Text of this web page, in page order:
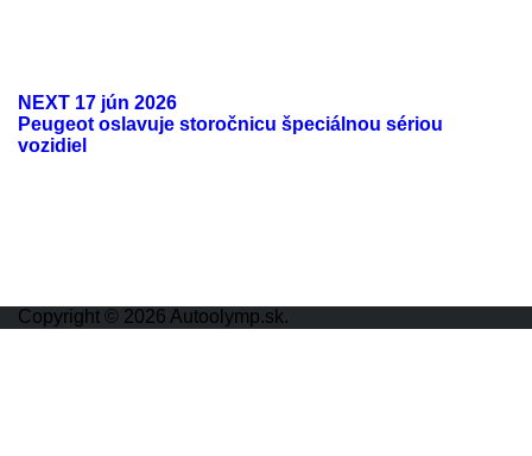
NEXT 17 jún 2026
Peugeot oslavuje storočnicu špeciálnou sériou
vozidiel
Copyright © 2026 Autoolymp.sk.